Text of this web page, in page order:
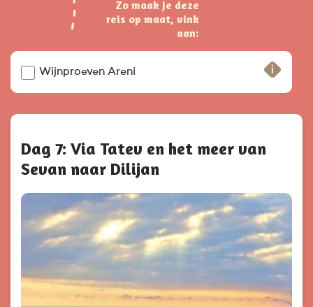
Zo maak je deze
reis op maat, vink
aan:
Wijnproeven Areni
Dag 7: Via Tatev en het meer van
Sevan naar Dilijan